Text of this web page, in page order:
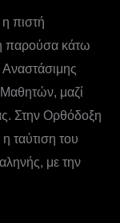
πιστή
παρούσα κάτω
Αναστάσιμης
μαζί
Στην Ορθόδοξη
ταύτιση του
με την